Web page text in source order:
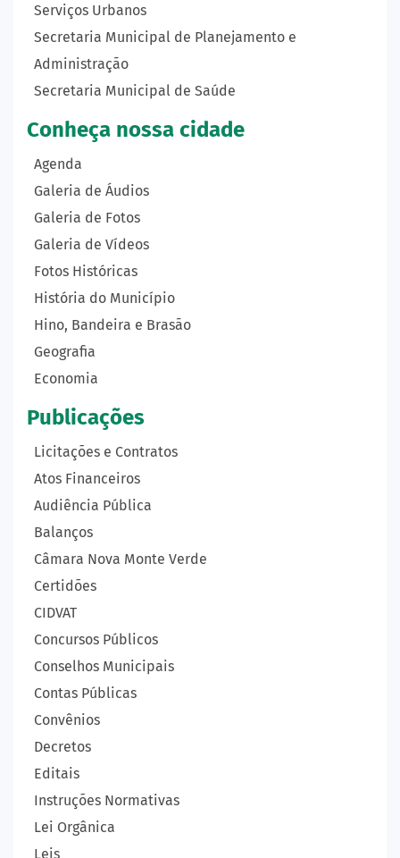
Serviços Urbanos
Secretaria Municipal de Planejamento e
Administração
Secretaria Municipal de Saúde
Conheça nossa cidade
Agenda
Galeria de Áudios
Galeria de Fotos
Galeria de Vídeos
Fotos Históricas
História do Município
Hino, Bandeira e Brasão
Geografia
Economia
Publicações
Licitações e Contratos
Atos Financeiros
Audiência Pública
Balanços
Câmara Nova Monte Verde
Certidões
CIDVAT
Concursos Públicos
Conselhos Municipais
Contas Públicas
Convênios
Decretos
Editais
Instruções Normativas
Lei Orgânica
Leis